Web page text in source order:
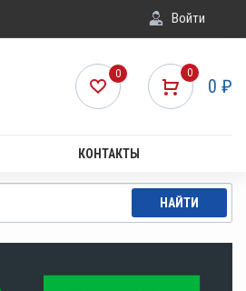
Войти
0
0 ₽
0
КОНТАКТЫ
НАЙТИ